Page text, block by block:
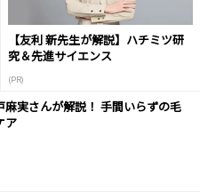
【友利 新先生が解説】ハチミツ研
究＆先進サイエンス
(PR)
麻実さんが解説！ 手間いらずの毛
ア